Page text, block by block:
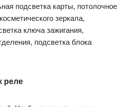
подсветка карты, потолочное
зеркала,
ключа зажигания,
подсветка блока
реле